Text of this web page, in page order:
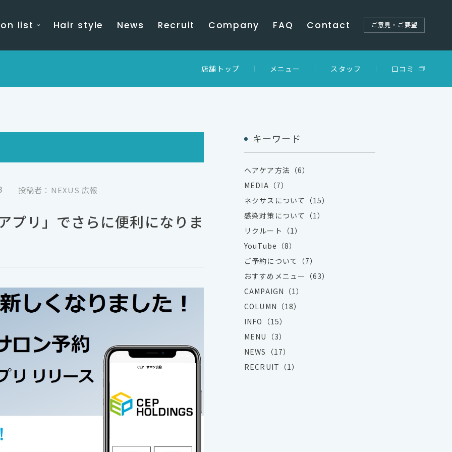
list Hair style News Recruit Company FAQ Contact ご意見・ご要望
プリ」でさらに便利になりま
投稿者：NEXUS 広報
キーワード
ヘアケア方法（6）
MEDIA（7）
ネクサスについて（15）
感染対策について（1）
リクルート（1）
YouTube（8）
ご予約について（7）
おすすめメニュー（63）
CAMPAIGN（1）
COLUMN（18）
INFO（15）
MENU（3）
NEWS（17）
RECRUIT（1）
店舗トップ メニュー スタッフ 口コミ